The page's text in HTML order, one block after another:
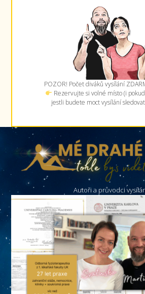
POZOR! Počet diváků vysílání
Rezervujte si volné místo (i
jestli budete moct vysílání
Autoři a průvodci